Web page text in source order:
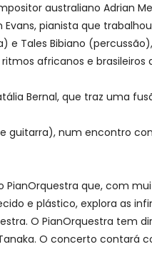
australiano Adrian
pianista que
e Tales Bibiano
africanos e brasileiros
Bernal, que traz uma
guitarra), num encontro
que, com
e plástico, explora as
O PianOrquestra tem
O concerto